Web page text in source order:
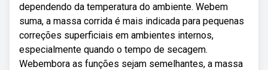
dependendo da temperatura do ambiente. Webem
suma, a massa corrida é mais indicada para pequenas
correções superficiais em ambientes internos,
especialmente quando o tempo de secagem.
Webembora as funções sejam semelhantes, a massa